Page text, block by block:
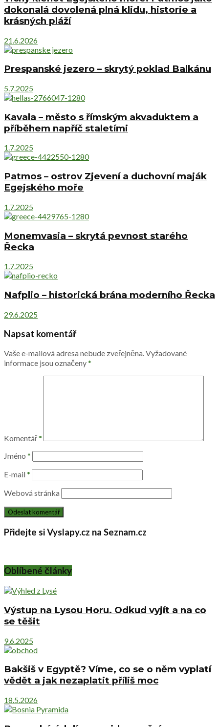
dokonalá dovolená plná klidu, historie a
krásných pláží
21.6.2026
Prespanské jezero – skrytý poklad Balkánu
5.7.2025
Kavala – město s římským akvaduktem a
příběhem napříč staletími
1.7.2025
Patmos – ostrov Zjevení a duchovní maják
Egejského moře
1.7.2025
Monemvasia – skrytá pevnost starého
Řecka
1.7.2025
Nafplio – historická brána moderního Řecka
29.6.2025
Napsat komentář
Vaše e-mailová adresa nebude zveřejněna.Vyžadované
informace jsou označeny*
Komentář*
Jméno *
E-mail *
Webová stránka
Přidejte si Vyslapy.cz na Seznam.cz
Oblíbené články
Výstup na Lysou Horu. Odkud vyjít a na co
se těšit
9.6.2025
Bakšiš v Egyptě? Víme, co se o něm vyplatí
vědět a jak nezaplatit příliš moc
18.5.2026